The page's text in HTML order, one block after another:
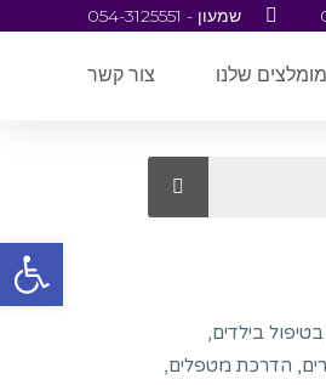
פתח
שמעון - 054-3125551
שלנו צור קשר
בילדים,
הדרכת מטפלים,